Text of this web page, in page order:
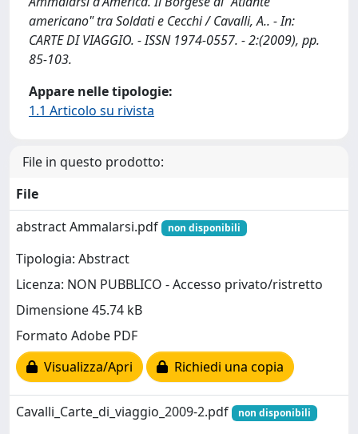
americano" tra Soldati e Cecchi / Cavalli, A.. - In:
CARTE DI VIAGGIO. - ISSN 1974-0557. - 2:(2009), pp.
85-103.
Appare nelle tipologie:
1.1 Articolo su rivista
File in questo prodotto:
File
abstract Ammalarsi.pdf
non disponibili
Tipologia: Abstract
Licenza: NON PUBBLICO - Accesso privato/ristretto
Dimensione 45.74 kB
Formato Adobe PDF
Visualizza/Apri
Richiedi una copia
Cavalli_Carte_di_viaggio_2009-2.pdf non disponibili